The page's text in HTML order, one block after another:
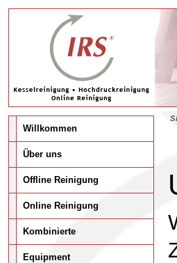
Willkommen
Über uns
Offline Reinigung
Online Reinigung
Kombinierte
Equipment